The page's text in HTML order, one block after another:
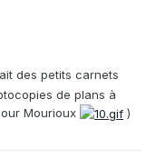
des petits carnets
de plans à
Mourioux )